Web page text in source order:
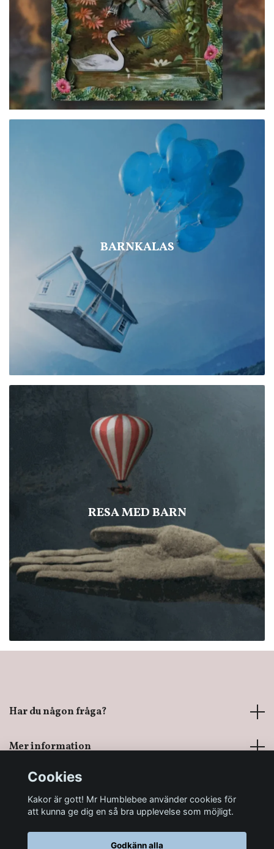
BARNKALAS
RESA MED BARN
Har du någon fråga?
Mer information
Sociala medier
Cookies
Kakor är gott! Mr Humblebee använder cookies för
att kunna ge dig en så bra upplevelse som möjligt.
Godkänn alla